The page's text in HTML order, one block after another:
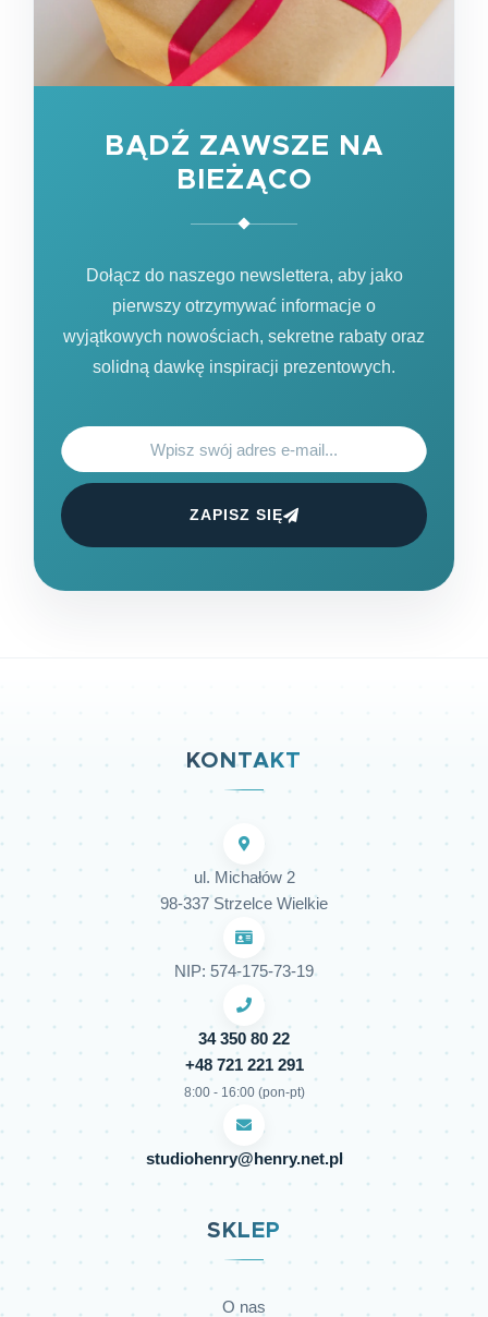
BĄDŹ ZAWSZE NA
BIEŻĄCO
Dołącz do naszego newslettera, aby jako
pierwszy otrzymywać informacje o
wyjątkowych nowościach, sekretne rabaty oraz
solidną dawkę inspiracji prezentowych.
ZAPISZ SIĘ
KONTAKT
ul. Michałów 2
98-337 Strzelce Wielkie
NIP: 574-175-73-19
34 350 80 22
+48 721 221 291
8:00 - 16:00 (pon-pt)
studiohenry@henry.net.pl
SKLEP
O nas